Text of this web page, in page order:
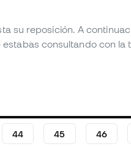
Valoraciones (6)
su reposición. A
consultando con la
44 45 46